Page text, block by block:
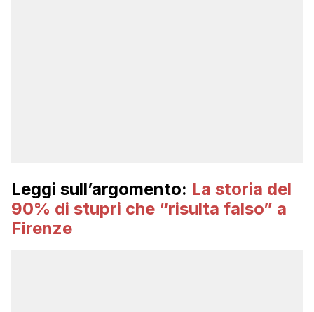
Leggi sull’argomento: La storia del
90% di stupri che “risulta falso” a
Firenze